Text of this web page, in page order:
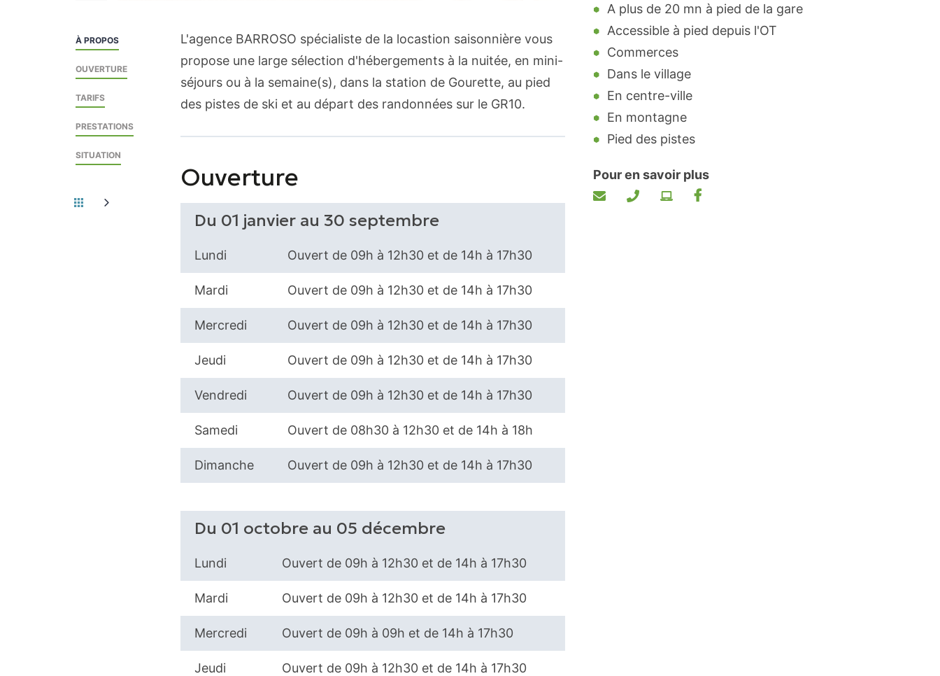
À PROPOS
OUVERTURE
TARIFS
PRESTATIONS
SITUATION
L'agence BARROSO spécialiste de la locastion saisonnière vous
propose une large sélection d'hébergements à la nuitée, en mini-
séjours ou à la semaine(s), dans la station de Gourette, au pied
des pistes de ski et au départ des randonnées sur le GR10.
Ouverture
Du 01 janvier au 30 septembre
Lundi Ouvert de 09h à 12h30 et de 14h à 17h30
Mardi Ouvert de 09h à 12h30 et de 14h à 17h30
Mercredi Ouvert de 09h à 12h30 et de 14h à 17h30
Jeudi Ouvert de 09h à 12h30 et de 14h à 17h30
Vendredi Ouvert de 09h à 12h30 et de 14h à 17h30
Samedi Ouvert de 08h30 à 12h30 et de 14h à 18h
Dimanche Ouvert de 09h à 12h30 et de 14h à 17h30
Du 01 octobre au 05 décembre
Lundi Ouvert de 09h à 12h30 et de 14h à 17h30
Mardi Ouvert de 09h à 12h30 et de 14h à 17h30
Mercredi Ouvert de 09h à 09h et de 14h à 17h30
Jeudi Ouvert de 09h à 12h30 et de 14h à 17h30
A plus de 20 mn à pied de la gare
Accessible à pied depuis l'OT
Commerces
Dans le village
En centre-ville
En montagne
Pied des pistes
Pour en savoir plus